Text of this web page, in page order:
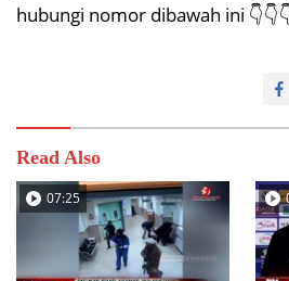
hubungi nomor dibawah ini
Read Also
07:25